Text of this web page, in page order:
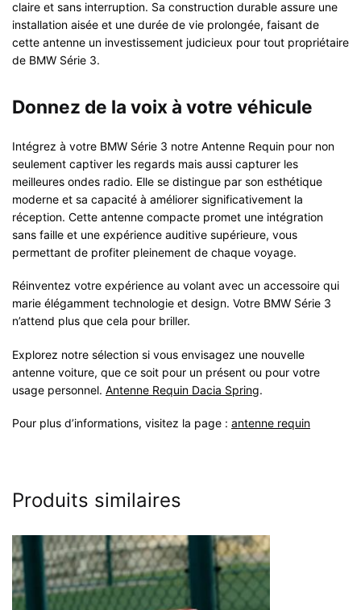
claire et sans interruption. Sa construction durable assure une
installation aisée et une durée de vie prolongée, faisant de
cette antenne un investissement judicieux pour tout propriétaire
de BMW Série 3.
Donnez de la voix à votre véhicule
Intégrez à votre BMW Série 3 notre Antenne Requin pour non
seulement captiver les regards mais aussi capturer les
meilleures ondes radio. Elle se distingue par son esthétique
moderne et sa capacité à améliorer significativement la
réception. Cette antenne compacte promet une intégration
sans faille et une expérience auditive supérieure, vous
permettant de profiter pleinement de chaque voyage.
Réinventez votre expérience au volant avec un accessoire qui
marie élégamment technologie et design. Votre BMW Série 3
n’attend plus que cela pour briller.
Explorez notre sélection si vous envisagez une nouvelle
antenne voiture, que ce soit pour un présent ou pour votre
usage personnel. Antenne Requin Dacia Spring.
Pour plus d’informations, visitez la page : antenne requin
Produits similaires